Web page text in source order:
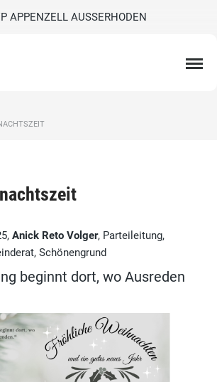
APPENZELL AUSSERHODEN
Anick Reto Volger, Parteileitung,
Schönengrund
beginnt dort, wo Ausreden